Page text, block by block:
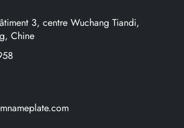
3, centre Wuchang Tiandi,
Chine